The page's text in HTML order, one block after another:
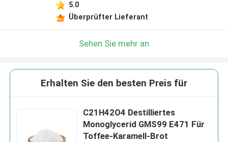
5.0
Überprüfter Lieferant
Sehen Sie mehr an
Erhalten Sie den besten Preis für
C21H42O4 Destilliertes
Monoglycerid GMS99 E471 Für
Toffee-Karamell-Brot